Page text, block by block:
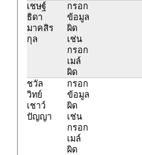
เชษฐ์
ธิดา
มาคสิร
กุล
กรอก
ข้อมูล
ผิด
เช่น
กรอก
เมล์
ผิด
ชวัล
วิทย์
เชาว์
ปัญญา
กรอก
ข้อมูล
ผิด
เช่น
กรอก
เมล์
ผิด